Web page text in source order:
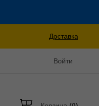
Доставка
Войти